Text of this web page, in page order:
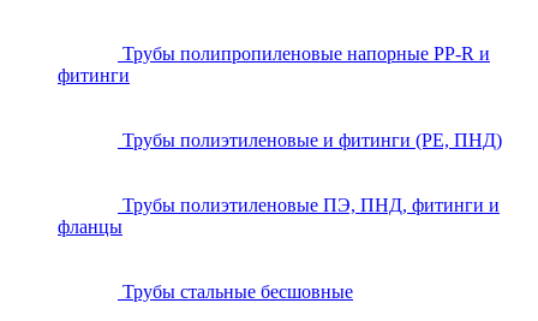
Трубы полипропиленовые напорные PP-R и
фитинги
Трубы полиэтиленовые и фитинги (PE, ПНД)
Трубы полиэтиленовые ПЭ, ПНД, фитинги и
фланцы
Трубы стальные бесшовные